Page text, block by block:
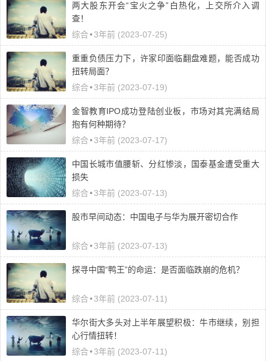
两大股东开会“宝火之争”白热化，上交所介入调
查！
综合•3年前 (2023-07-25)
重重负债压力下，许家印面临翻盘难题，能否成功
扭转局面？
综合•3年前 (2023-07-19)
金智教育IPO成功登陆创业板，市场对其完满结局
抱有何种期待？
综合•3年前 (2023-07-17)
中国长城市值腰斩、分红惨淡，国泰基金遭受重大
损失
综合•3年前 (2023-07-13)
股市早间动态：中国电子与华为展开密切合作
综合•3年前 (2023-07-13)
探寻中国“鸭王”的命运：是否面临跌崩的危机？
综合•3年前 (2023-07-11)
华尔街大多头对上半年展望积极：牛市继续，别担
心行情扭转！
综合•3年前 (2023-07-11)